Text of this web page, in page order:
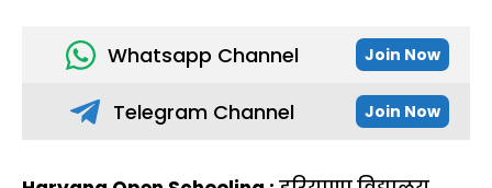
Whatsapp Channel Join Now
Telegram Channel Join Now